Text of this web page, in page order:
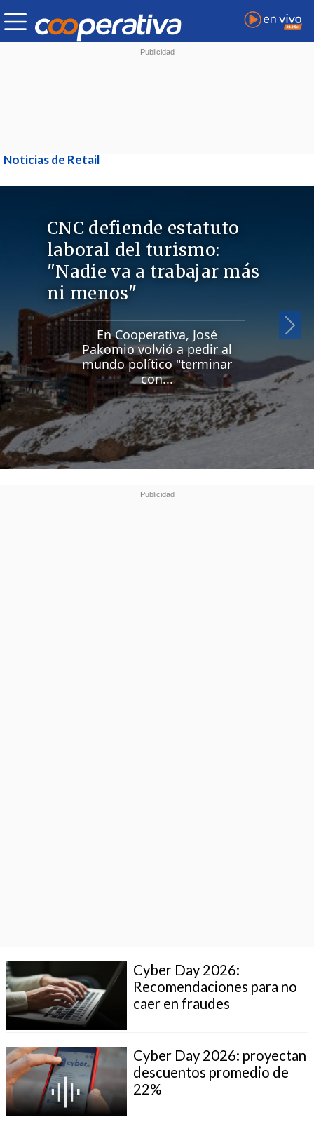
Noticias de Retail
CNC defiende estatuto
laboral del turismo:
"Nadie va a trabajar más
ni menos"
En Cooperativa, José
Pakomio volvió a pedir al
mundo político "terminar
con...
Cyber Day 2026:
Recomendaciones para no
caer en fraudes
Cyber Day 2026: proyectan
descuentos promedio de
22%